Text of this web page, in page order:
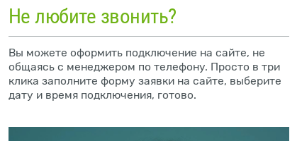
Не любите звонить?
Вы можете оформить подключение на сайте, не
общаясь с менеджером по телефону. Просто в три
клика заполните форму заявки на сайте, выберите
дату и время подключения, готово.